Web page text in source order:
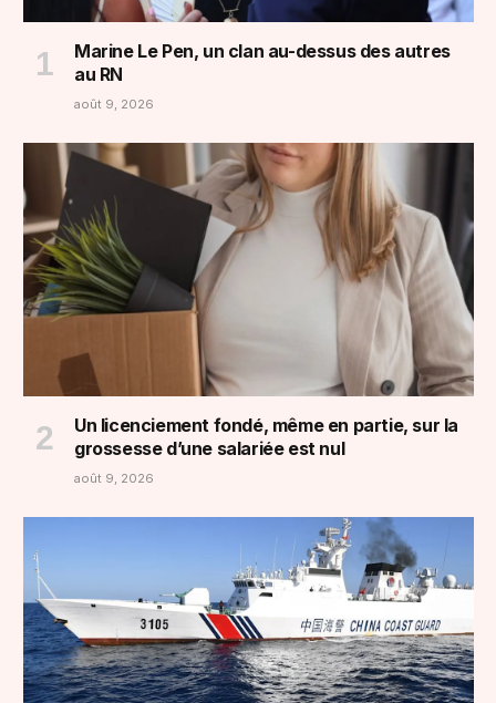
Marine Le Pen, un clan au-dessus des autres
au RN
août 9, 2026
Un licenciement fondé, même en partie, sur la
grossesse d’une salariée est nul
août 9, 2026